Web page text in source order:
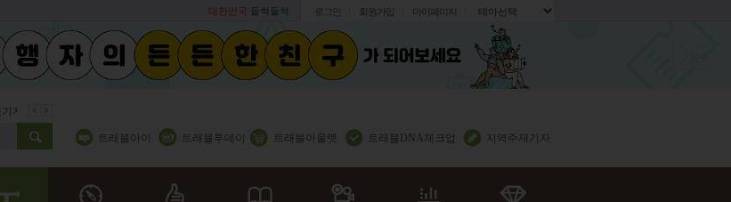
대한민국 들썩들썩 로그인 회원가입 마이페이지
쇼 미 더 트래블아이
트래블아이 트래블투데이 트래블아울렛 트래블DNA체크업 지역주재기자